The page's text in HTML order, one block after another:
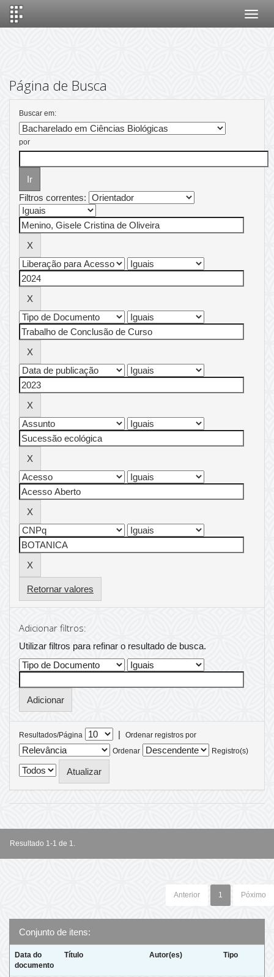
Página de Busca
Buscar em:
por
Filtros correntes:
Retornar valores
Adicionar filtros:
Utilizar filtros para refinar o resultado de busca.
Resultados/Página |
Ordenar registros por
Ordenar
Registro(s)
Resultado 1-1 de 1.
Anterior 1 Póximo
Conjunto de itens:
Data do
documento
Título Autor(es) Tipo